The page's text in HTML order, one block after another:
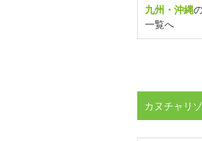
九州・沖縄
一覧へ
カヌチャリ